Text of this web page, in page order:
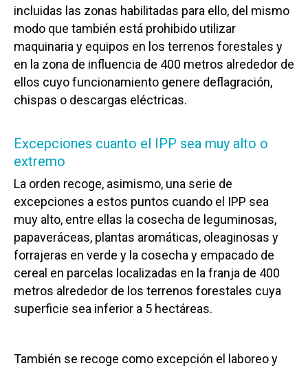
incluidas las zonas habilitadas para ello, del mismo
modo que también está prohibido utilizar
maquinaria y equipos en los terrenos forestales y
en la zona de influencia de 400 metros alrededor de
ellos cuyo funcionamiento genere deflagración,
chispas o descargas eléctricas.
Excepciones cuanto el IPP sea muy alto o
extremo
La orden recoge, asimismo, una serie de
excepciones a estos puntos cuando el IPP sea
muy alto, entre ellas la cosecha de leguminosas,
papaveráceas, plantas aromáticas, oleaginosas y
forrajeras en verde y la cosecha y empacado de
cereal en parcelas localizadas en la franja de 400
metros alrededor de los terrenos forestales cuya
superficie sea inferior a 5 hectáreas.
También se recoge como excepción el laboreo y